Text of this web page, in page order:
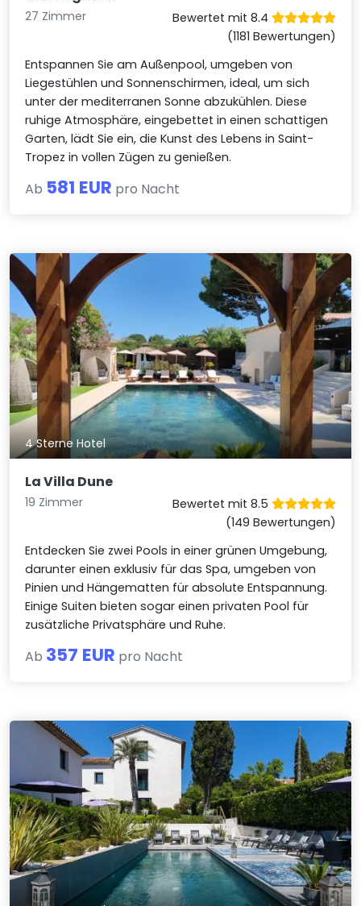
27 Zimmer
Bewertet mit 8.4
(1181 Bewertungen)
Entspannen Sie am Außenpool, umgeben von
Liegestühlen und Sonnenschirmen, ideal, um sich
unter der mediterranen Sonne abzukühlen. Diese
ruhige Atmosphäre, eingebettet in einen schattigen
Garten, lädt Sie ein, die Kunst des Lebens in Saint-
Tropez in vollen Zügen zu genießen.
Ab 581 EUR pro Nacht
4 Sterne Hotel
La Villa Dune
19 Zimmer
Bewertet mit 8.5
(149 Bewertungen)
Entdecken Sie zwei Pools in einer grünen Umgebung,
darunter einen exklusiv für das Spa, umgeben von
Pinien und Hängematten für absolute Entspannung.
Einige Suiten bieten sogar einen privaten Pool für
zusätzliche Privatsphäre und Ruhe.
Ab 357 EUR pro Nacht